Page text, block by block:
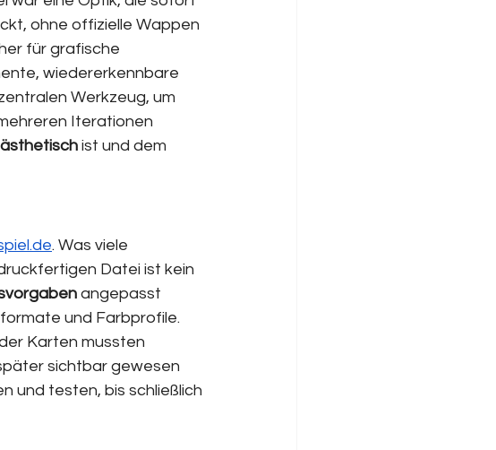
ohne offizielle Wappen
für grafische
wiedererkennbare
Werkzeug, um
Iterationen
ist und dem
. Was viele
Datei ist kein
angepasst
und Farbprofile.
Karten mussten
sichtbar gewesen
und testen, bis schließlich